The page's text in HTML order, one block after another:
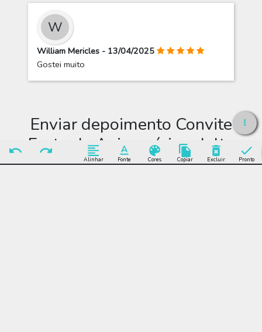
Alinhar Fonte Cores Copiar Excluir Pronto
W
William Mericles - 13/04/2025
Gostei muito
Enviar depoimento Convite
Festa de Aniversário adulto